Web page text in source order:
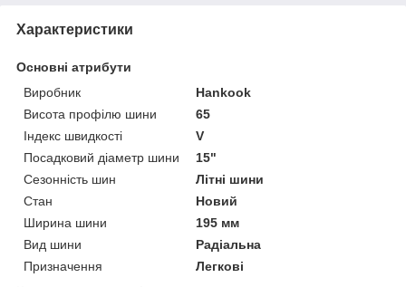
Характеристики
Основні атрибути
Виробник
Hankook
Висота профілю шини
65
Індекс швидкості
V
Посадковий діаметр шини
15"
Сезонність шин
Літні шини
Стан
Новий
Ширина шини
195 мм
Вид шини
Радіальна
Призначення
Легкові